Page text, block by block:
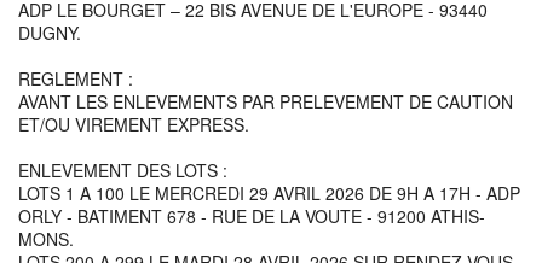
ADP LE BOURGET – 22 BIS AVENUE DE L'EUROPE - 93440
DUGNY.
REGLEMENT :
AVANT LES ENLEVEMENTS PAR PRELEVEMENT DE CAUTION
ET/OU VIREMENT EXPRESS.
ENLEVEMENT DES LOTS :
LOTS 1 A 100 LE MERCREDI 29 AVRIL 2026 DE 9H A 17H - ADP
ORLY - BATIMENT 678 - RUE DE LA VOUTE - 91200 ATHIS-
MONS.